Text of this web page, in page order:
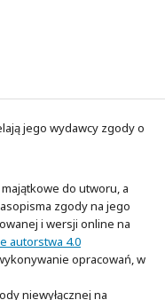
jego wydawcy zgody o
do utworu, a
zgody na jego
i wersji online na
autorstwa 4.0
opracowań, w
niewyłącznej na